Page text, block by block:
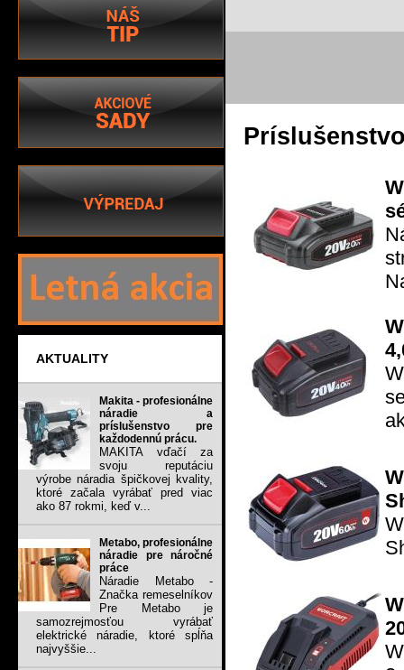
AKTUALITY
Makita - profesionálne
náradie a
príslušenstvo pre
každodennú prácu.
MAKITA vďačí za
svoju reputáciu
výrobe náradia špičkovej kvality,
ktoré začala vyrábať pred viac
ako 87 rokmi, keď v...
Metabo, profesionálne
náradie pre náročné
práce
Náradie Metabo -
Značka remeselníkov
Pre Metabo je
samozrejmosťou vyrábať
elektrické náradie, ktoré spĺňa
najvyššie...